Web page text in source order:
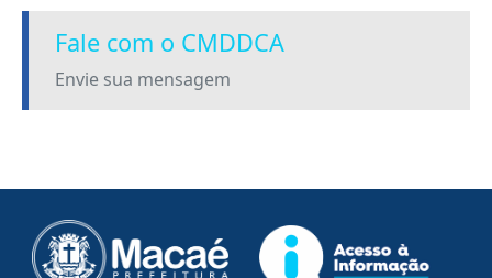
Fale com o CMDDCA
Envie sua mensagem